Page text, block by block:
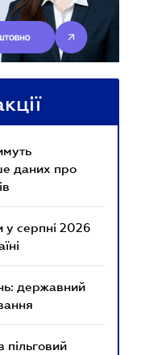
даних про
у серпні 2026
державний
пільговий